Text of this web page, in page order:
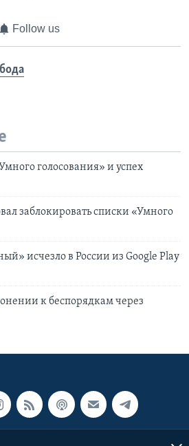
Follow us
голосования» и успех
заблокировать списки «Умного
исчезло в России из Google Play
к беспорядкам через